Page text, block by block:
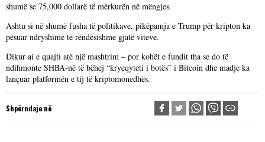
shumë se 75,000 dollarë të mërkurën në mëngjes.
Ashtu si në shumë fusha të politikave, pikëpamja e Trump për kripton ka
pësuar ndryshime të rëndësishme gjatë viteve.
Dikur ai e quajti atë një mashtrim – por kohët e fundit tha se do të
ndihmonte SHBA-në të bëhej “kryeqyteti i botës” i Bitcoin dhe madje ka
lançuar platformën e tij të kriptomonedhës.
Shpërndaje në